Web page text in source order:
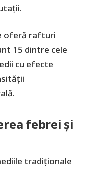
oferă rafturi
15 dintre cele
cu efecte
febrei și
tradiționale